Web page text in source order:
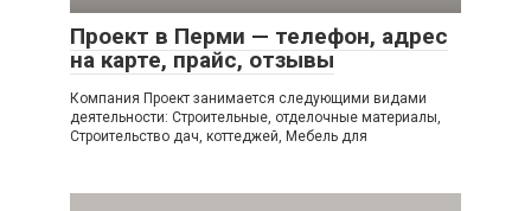
Проект в Перми — телефон, адрес
на карте, прайс, отзывы
Компания Проект занимается следующими видами
деятельности: Строительные, отделочные материалы,
Строительство дач, коттеджей, Мебель для